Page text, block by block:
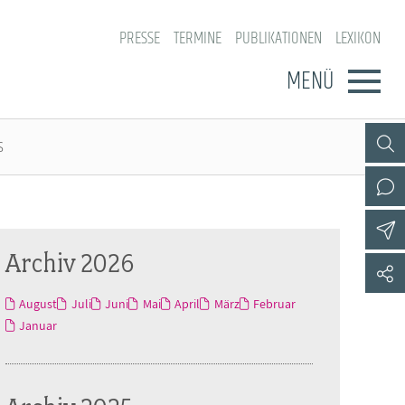
PRESSE TERMINE PUBLIKATIONEN LEXIKON
MENÜ
Archiv 2026
August Juli Juni Mai April März
Februar
Januar